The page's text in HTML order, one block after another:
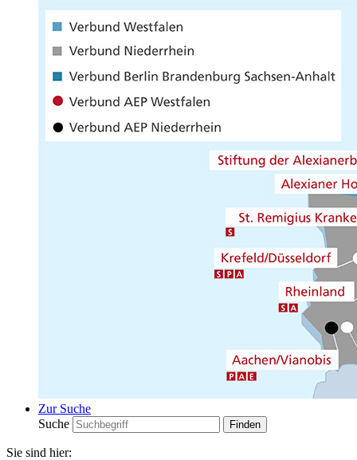
Zur Suche
Suche
Sie sind hier: